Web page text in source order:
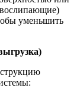
уменьшить